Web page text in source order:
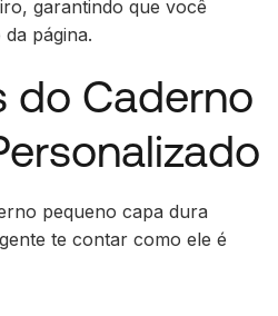
garantindo que você
página.
do Caderno
pequeno capa dura
te contar como ele é